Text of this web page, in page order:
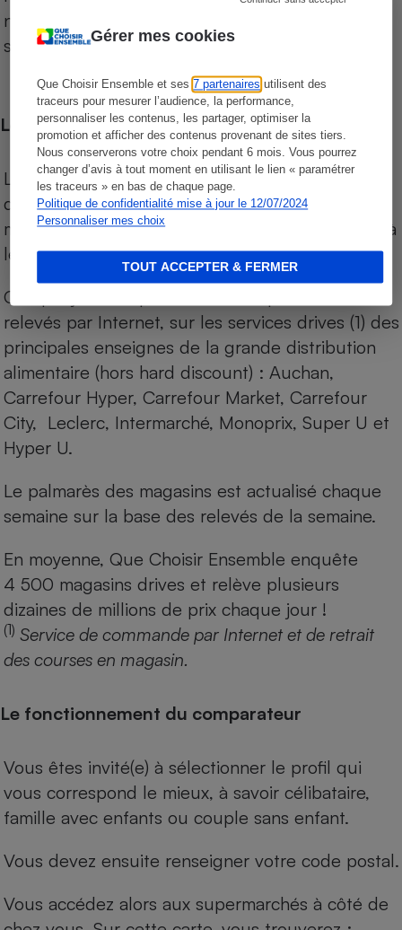
Gérer mes cookies
Que Choisir Ensemble et ses7 partenaires utilisent des
traceurs pour mesurer l’audience, la performance,
personnaliser les contenus, les partager, optimiser la
promotion et afficher des contenus provenant de sites tiers.
Nous conserverons votre choix pendant 6 mois. Vous pourrez
changer d’avis à tout moment en utilisant le lien « paramétrer
les traceurs » en bas de chaque page.
Politique de confidentialité mise à jour le 12/07/2024
Personnaliser mes choix
TOUT ACCEPTER & FERMER
niveau de prix des supermarchés, géolocalisés
sur le territoire français.
Les comparaisons de prix
Les comparaisons sont réalisées sur l’ensemble
des produits des magasins. Les produits de
marques de distributeurs (MDD) sont comparés à
leurs équivalents chez leurs concurrents.
Chaque jour, les prix de tous les produits sont
relevés par Internet, sur les services drives (1) des
principales enseignes de la grande distribution
alimentaire (hors hard discount) : Auchan,
Carrefour Hyper, Carrefour Market, Carrefour
City, Leclerc, Intermarché, Monoprix, Super U et
Hyper U.
Le palmarès des magasins est actualisé chaque
semaine sur la base des relevés de la semaine.
En moyenne, Que Choisir Ensemble enquête
4 500 magasins drives et relève plusieurs
dizaines de millions de prix chaque jour !
(1) Service de commande par Internet et de retrait
des courses en magasin.
Le fonctionnement du comparateur
Vous êtes invité(e) à sélectionner le profil qui
vous correspond le mieux, à savoir célibataire,
famille avec enfants ou couple sans enfant.
Vous devez ensuite renseigner votre code postal.
Vous accédez alors aux supermarchés à côté de